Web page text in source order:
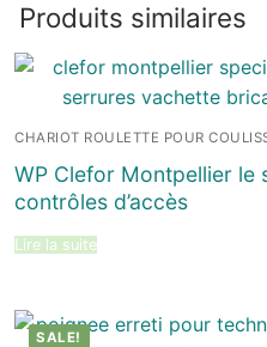
Produits similaires
CHARIOT ROULETTE POUR
WP Clefor Montpellier le
contrôles d’accès
Lire la suite
SALE!